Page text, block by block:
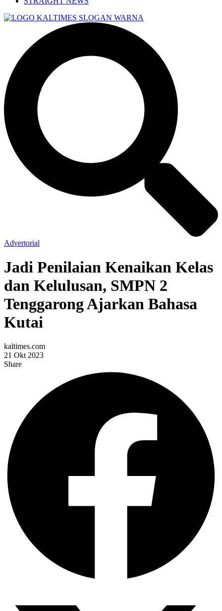
Advertorial
Jadi Penilaian Kenaikan Kelas
dan Kelulusan, SMPN 2
Tenggarong Ajarkan Bahasa
Kutai
kaltimes.com
21 Okt 2023
Share